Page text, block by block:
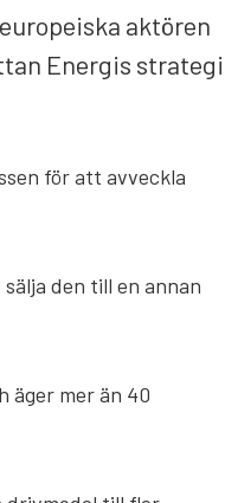
aktören
Energis strategi
för att avveckla
den till en annan
äger mer än 40